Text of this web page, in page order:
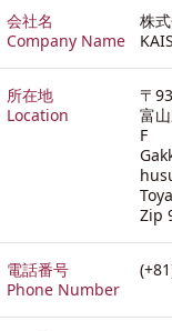
会社名
Company Name
株
所在地
Location
〒
富
F
Zip
電話番号
Phone Number